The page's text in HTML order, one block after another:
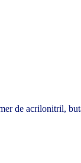
de acrilonitril,